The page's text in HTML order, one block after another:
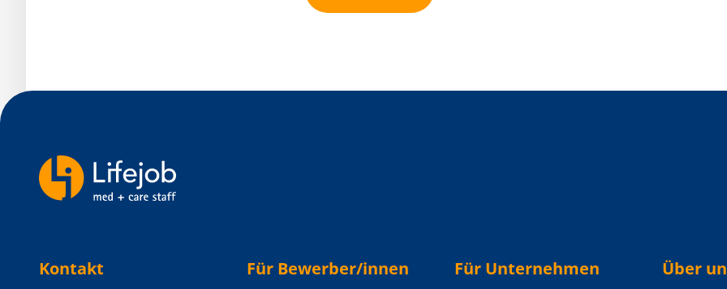
Kontakt Für Bewerber/innen Für Unternehmen Über
Backlinks